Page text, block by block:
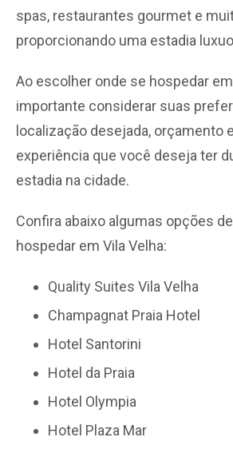
spas, restaurantes gourmet e
proporcionando uma estadia
Ao escolher onde se hospedar em
importante considerar suas
localização desejada, orçamento
experiência que você deseja ter
estadia na cidade.
Confira abaixo algumas opções
hospedar em Vila Velha:
Quality Suites Vila Velha
Champagnat Praia Hotel
Hotel Santorini
Hotel da Praia
Hotel Olympia
Hotel Plaza Mar